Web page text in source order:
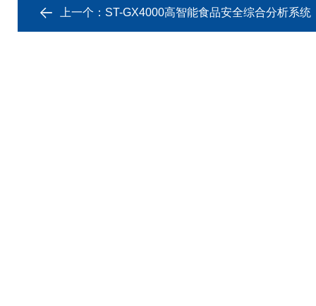
上一个： ST-GX4000高智能食品安全综合分析系统